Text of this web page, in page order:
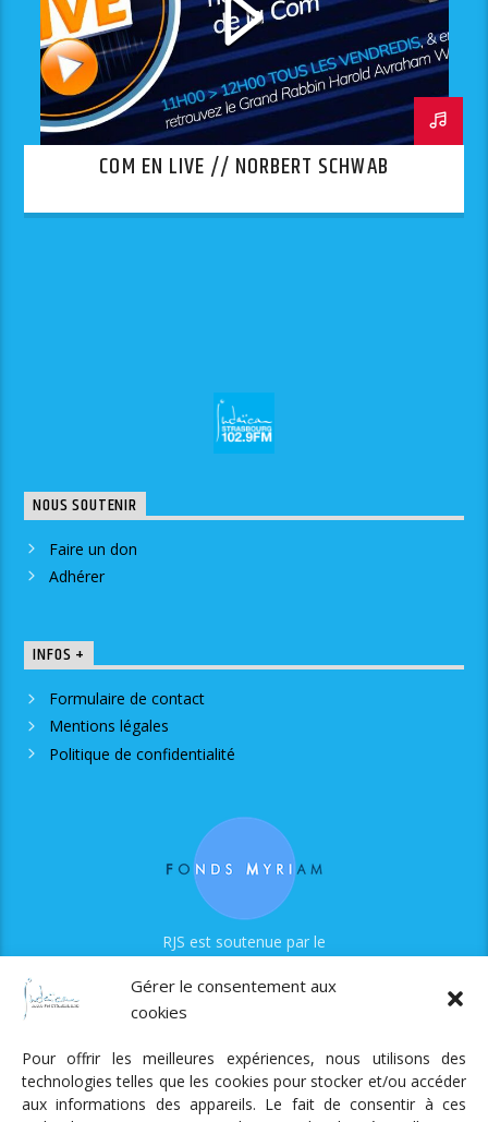
Gérer le consentement aux
cookies
Pour offrir les meilleures expériences, nous utilisons des
technologies telles que les cookies pour stocker et/ou accéder
aux informations des appareils. Le fait de consentir à ces
COM EN LIVE // NORBERT SCHWAB
NOUS SOUTENIR
Faire un don
Adhérer
INFOS +
Formulaire de contact
Mentions légales
Politique de confidentialité
RJS est soutenue par le